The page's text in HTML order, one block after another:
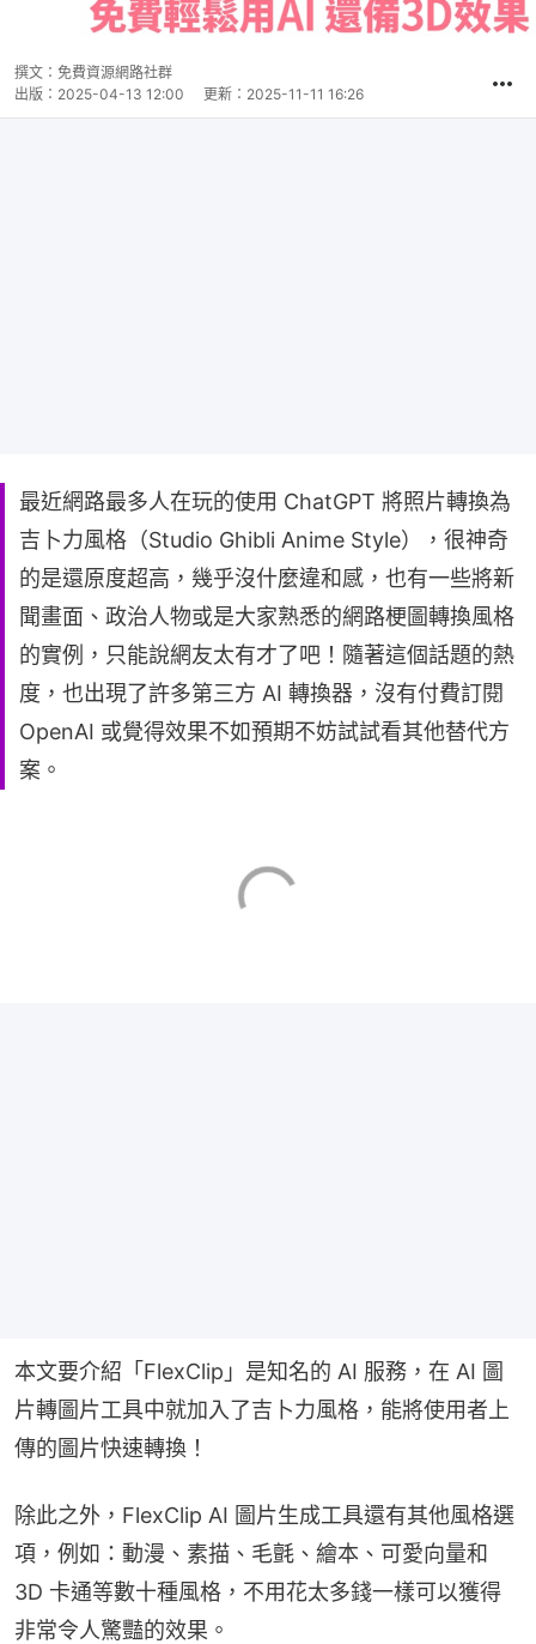
撰文： 免費資源網路社群
出版： 2025-04-13 12:00 更新： 2025-11-11 16:26
最近網路最多人在玩的使用 ChatGPT 將照片轉換為
吉卜力風格（Studio Ghibli Anime Style），很神奇
的是還原度超高，幾乎沒什麼違和感，也有一些將新
聞畫面、政治人物或是大家熟悉的網路梗圖轉換風格
的實例，只能說網友太有才了吧！隨著這個話題的熱
度，也出現了許多第三方 AI 轉換器，沒有付費訂閱
OpenAI 或覺得效果不如預期不妨試試看其他替代方
案。
本文要介紹「FlexClip」是知名的 AI 服務，在 AI 圖
片轉圖片工具中就加入了吉卜力風格，能將使用者上
傳的圖片快速轉換！
除此之外，FlexClip AI 圖片生成工具還有其他風格選
項，例如：動漫、素描、毛氈、繪本、可愛向量和
3D 卡通等數十種風格，不用花太多錢一樣可以獲得
非常令人驚豔的效果。